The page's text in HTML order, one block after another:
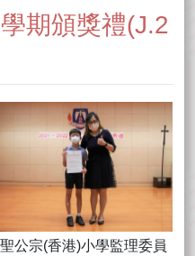
期頒獎禮(J.2
聖公宗(香港)小學監理委員